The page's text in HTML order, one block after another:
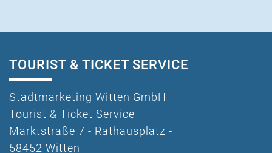
TOURIST & TICKET SERVICE
Stadtmarketing Witten GmbH
Tourist & Ticket Service
Marktstraße 7 - Rathausplatz -
58452 Witten